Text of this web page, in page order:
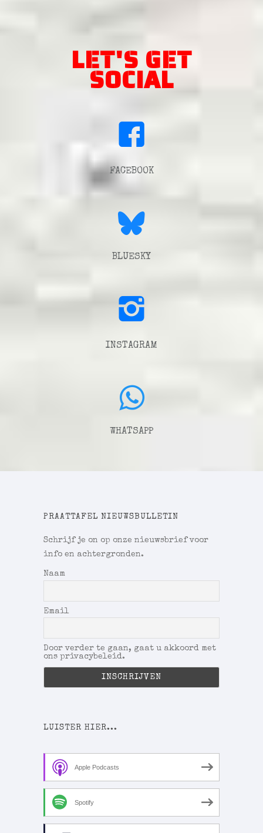
LET'S GET
SOCIAL
FACEBOOK
BLUESKY
INSTAGRAM
WHATSAPP
PRAATTAFEL NIEUWSBULLETIN
Schrijf je on op onze nieuwsbrief voor
info en achtergronden.
Naam
Email
Door verder te gaan, gaat u akkoord met
ons privacybeleid.
LUISTER HIER...
Apple Podcasts
Spotify